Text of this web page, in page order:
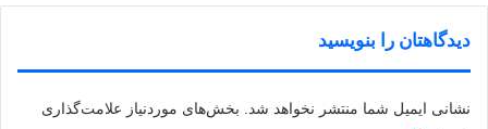
دیدگاهتان را بنویسید
نشانی ایمیل شما منتشر نخواهد شد. بخش‌های موردنیاز علامت‌گذاری